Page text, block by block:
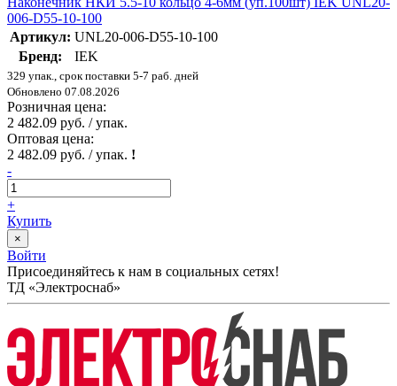
006-D55-10-100
Артикул: UNL20-006-D55-10-100
Бренд:
IEK
329 упак., срок поставки 5-7 раб. дней
Обновлено 07.08.2026
Розничная цена:
2 482.09 руб. / упак.
Оптовая цена:
2 482.09 руб. / упак. !
-
+
Купить
×
Войти
Присоединяйтесь к нам в социальных сетях!
ТД «Электроснаб»